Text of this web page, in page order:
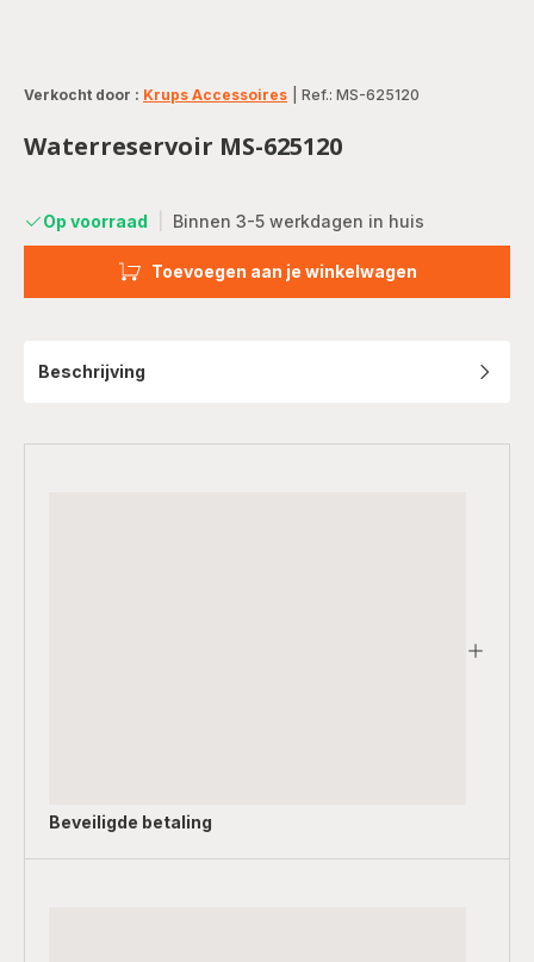
Verkocht door : Krups Accessoires Ref.: MS-625120
Waterreservoir MS-625120
Op voorraad Binnen 3-5 werkdagen in huis
Toevoegen aan je winkelwagen
Beschrijving
Beveiligde betaling